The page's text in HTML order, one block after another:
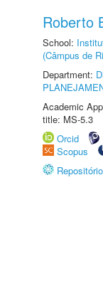
Roberto
School:
(Câmpus de
Department:
Academic
title: MS-5.3
Orcid
Scopus